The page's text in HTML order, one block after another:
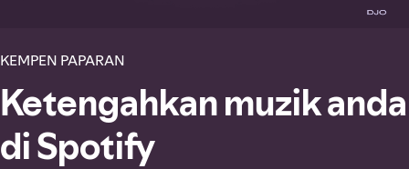
KEMPEN PAPARAN
Ketengahkan muzik anda
di Spotify